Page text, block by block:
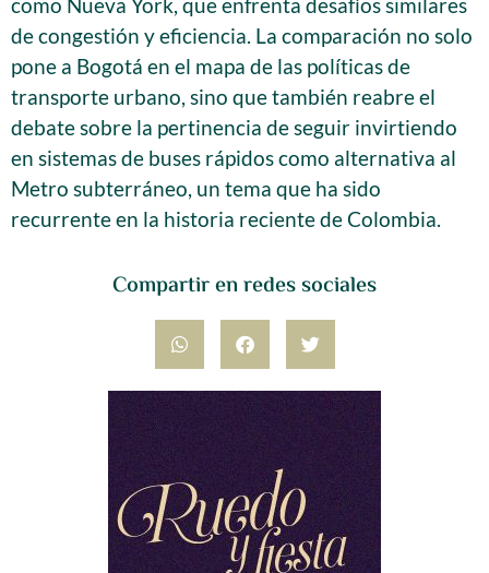
Compartir en redes sociales
de congestión y eficiencia. La comparación no solo
pone a Bogotá en el mapa de las políticas de
transporte urbano, sino que también reabre el
debate sobre la pertinencia de seguir invirtiendo
en sistemas de buses rápidos como alternativa al
Metro subterráneo, un tema que ha sido
recurrente en la historia reciente de Colombia.